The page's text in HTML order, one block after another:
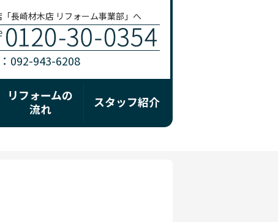
長崎材木店 リフォーム事業部」へ
092-943-6208
リフォームの
流れ
スタッフ紹介